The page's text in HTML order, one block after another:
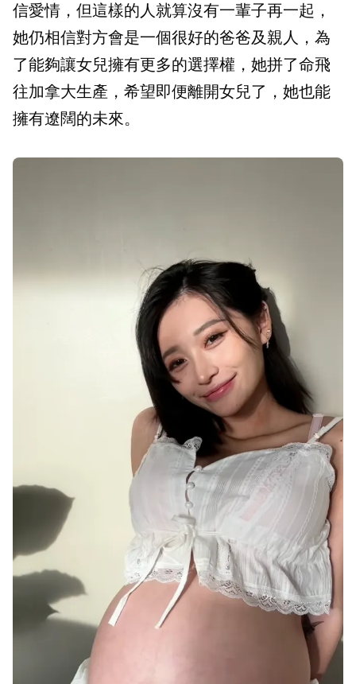
信愛情，但這樣的人就算沒有一輩子再一起，
她仍相信對方會是一個很好的爸爸及親人，為
了能夠讓女兒擁有更多的選擇權，她拼了命飛
往加拿大生產，希望即便離開女兒了，她也能
擁有遼闊的未來。